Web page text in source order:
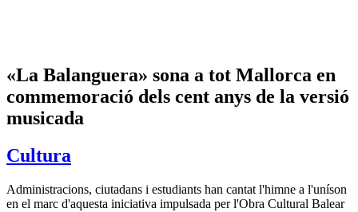
«La Balanguera» sona a tot Mallorca en
commemoració dels cent anys de la versió
musicada
Cultura
Administracions, ciutadans i estudiants han cantat l'himne a l'uníson
en el marc d'aquesta iniciativa impulsada per l'Obra Cultural Balear